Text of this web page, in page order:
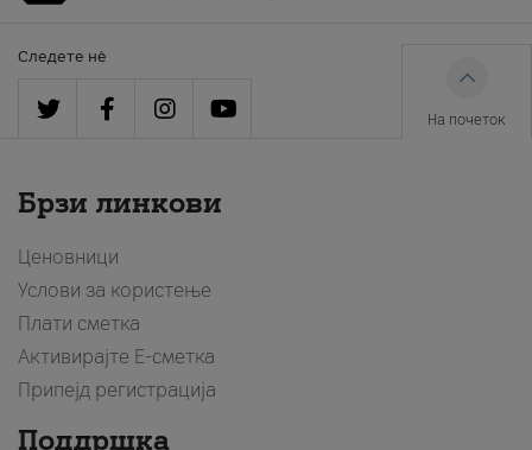
Следете нè
На почеток
Брзи линкови
Ценовници
Услови за користење
Плати сметка
Активирајте Е-сметка
Припејд регистрација
Поддршка